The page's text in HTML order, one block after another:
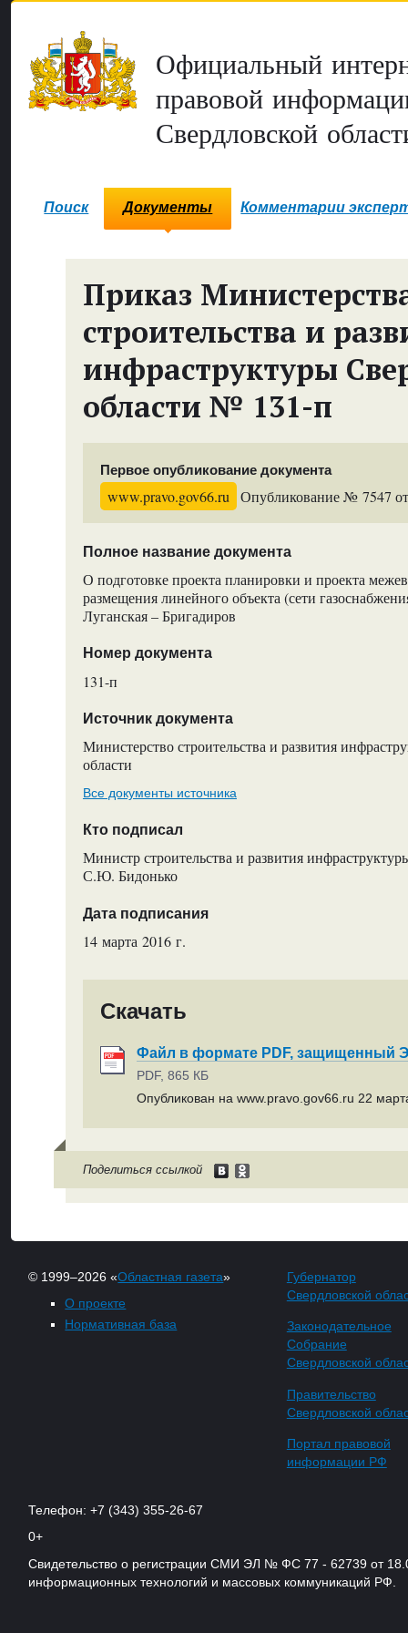
Официальный
правовой
Свердловской
Поиск Документы Комментарии
Приказ
строительства и
инфраструктуры
области № 131-п
Первое опубликование документа
www.pravo.gov66.ru Опубликование № 7547
Полное название документа
О подготовке проекта планировки и проекта
размещения линейного объекта (сети
Луганская – Бригадиров
Номер документа
131-п
Источник документа
Министерство строительства и развития
области
Все документы источника
Кто подписал
Министр строительства и развития
С.Ю. Бидонько
Дата подписания
14 марта 2016 г.
Скачать
Файл в формате PDF, защищенный
PDF, 865 КБ
Опубликован на www.pravo.gov66.ru 22
Поделиться ссылкой
© 1999–2026 «Областная газета»
О проекте
Нормативная база
Губернатор
Свердловской
Законодательное
Собрание
Свердловской
Правительство
Свердловской
Портал правовой
информации РФ
Телефон: +7 (343) 355-26-67
0+
Свидетельство о регистрации СМИ ЭЛ № ФС 77 - 62739 от
информационных технологий и массовых коммуникаций РФ.